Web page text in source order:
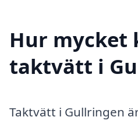
Hur mycket
taktvätt i
Taktvätt i Gullringen